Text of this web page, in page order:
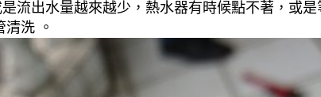
流出水量越來越少，熱水器有時候點不著，或
洗 。